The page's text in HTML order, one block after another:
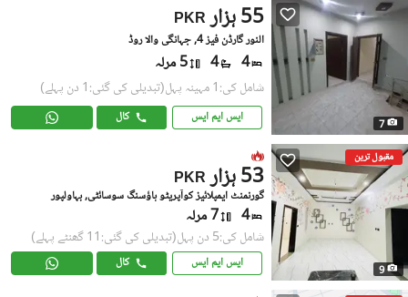
7
PKR 55 ہزار
النور گارڈن فیز 4, جہانگی والا روڈ
4
4 5 مرلہ
شامل کی:1 مہینہ پہل (تبدیلی کی گئی:1 دن پہلے)
ایس ایم ایس کال
مقبول ترین
9
PKR 53 ہزار
گورنمنٹ ایمپلائیز کوآپریٹو ہاؤسنگ سوسائٹی, بہاولپور
4 7 مرلہ
شامل کی:5 دن پہل (تبدیلی کی گئی:11 گھنٹے پہلے)
ایس ایم ایس کال